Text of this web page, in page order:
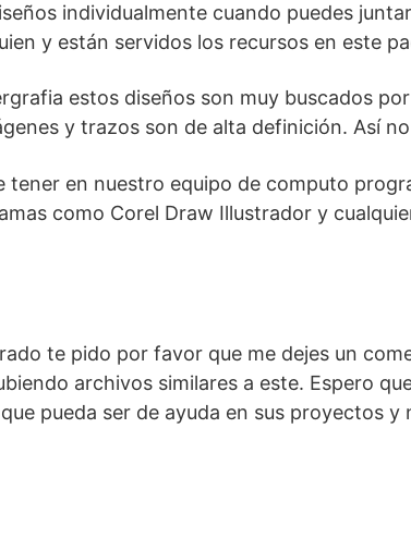
individualmente cuando puedes
y están servidos los recursos en este
estos diseños son muy buscados
y trazos son de alta definición. Así
tener en nuestro equipo de computo
como Corel Draw Illustrador y
te pido por favor que me dejes un
archivos similares a este. Espero
pueda ser de ayuda en sus proyectos y